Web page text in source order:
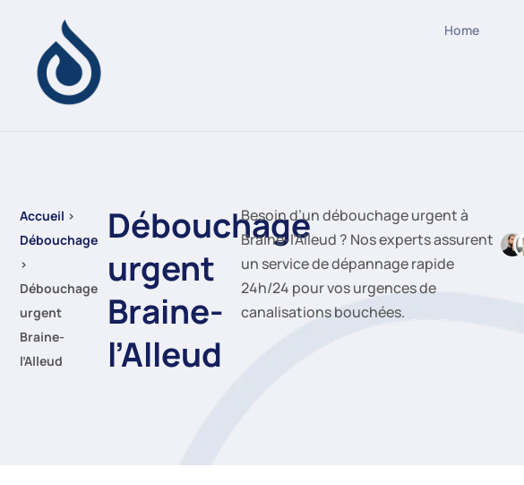
Home
Accueil ›
Débouchage
›
Débouchage
urgent
Braine-
l’Alleud
Débouchage
urgent
Braine-
l’Alleud
Besoin d’un débouchage urgent à
Braine-l’Alleud ? Nos experts assurent
un service de dépannage rapide
24h/24 pour vos urgences de
canalisations bouchées.